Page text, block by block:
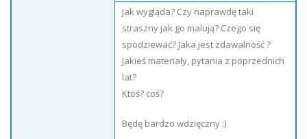
Jak wygląda? Czy naprawdę taki
straszny jak go malują? Czego się
spodziewać? Jaka jest zdawalność ?
Jakieś materiały, pytania z poprzednich
lat?
Ktoś? coś?
Będę bardzo wdzięczny :)